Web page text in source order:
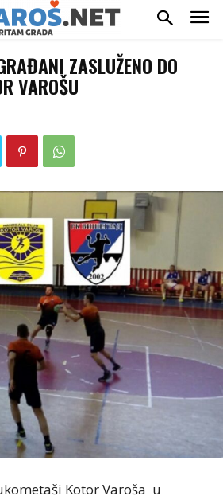
ZASLUŽENO DO
VAROŠU
Kotor Varoša u